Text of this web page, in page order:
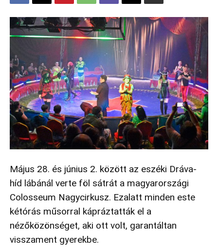
Május 28. és június 2. között az eszéki Dráva-
híd lábánál verte föl sátrát a magyarországi
Colosseum Nagycirkusz. Ezalatt minden este
kétórás műsorral kápráztatták el a
nézőközönséget, aki ott volt, garantáltan
visszament gyerekbe.